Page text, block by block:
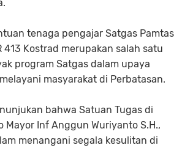
tenaga pengajar Satgas Pamtas
413 Kostrad merupakan salah satu
program Satgas dalam upaya
masyarakat di Perbatasan.
bahwa Satuan Tugas di
Mayor Inf Anggun Wuriyanto S.H.,
menangani segala kesulitan di